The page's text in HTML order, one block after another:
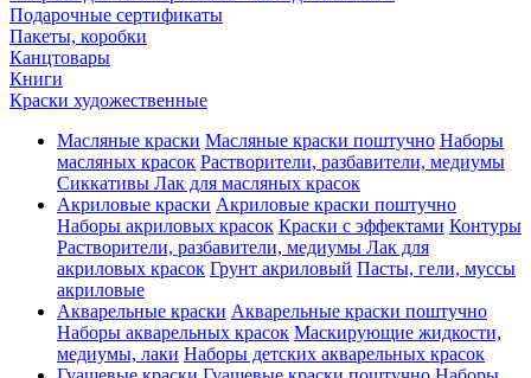
Подарочные сертификаты
Пакеты, коробки
Канцтовары
Книги
Краски художественные
Масляные краски Масляные краски поштучно Наборы
масляных красок Растворители, разбавители, медиумы
Сиккативы Лак для масляных красок
Акриловые краски Акриловые краски поштучно
Наборы акриловых красок Краски с эффектами Контуры
Растворители, разбавители, медиумы Лак для
акриловых красок Грунт акриловый Пасты, гели, муссы
акриловые
Акварельные краски Акварельные краски поштучно
Наборы акварельных красок Маскирующие жидкости,
медиумы, лаки Наборы детских акварельных красок